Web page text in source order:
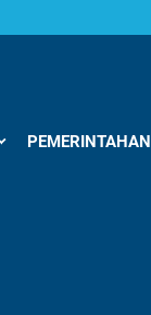
PEMERINTAHAN